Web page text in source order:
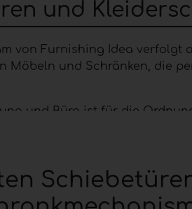
und
von Furnishing Idea verfolgt
Möbeln und Schränken, die
und Büro ist für die
Möbelim Allgemeinen nutzen
in Wohn- oder